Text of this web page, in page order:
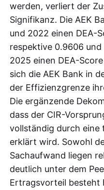
werden, verliert der
Signifikanz. Die AEK
und 2022 einen DEA-
respektive 0.9606
2025 einen DEA-
sich die AEK Bank in
der Effizienzgrenze
Die ergänzende
dass der CIR-
vollständig durch eine
erklärt wird. Sowohl
Sachaufwand liegen
deutlich unter dem
Ertragsvorteil besteht